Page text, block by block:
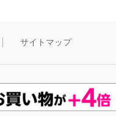
サイトマップ